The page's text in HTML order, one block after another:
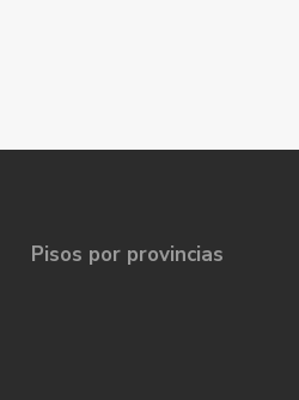
Pisos por provincias